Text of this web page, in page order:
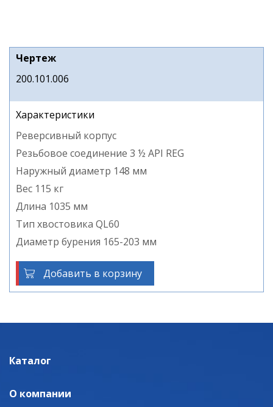
Чертеж
200.101.006
Характеристики
Реверсивный корпус
Резьбовое соединение 3 ½ API REG
Наружный диаметр 148 мм
Вес 115 кг
Длина 1035 мм
Тип хвостовика QL60
Диаметр бурения 165-203 мм
Добавить в корзину
Каталог
О компании